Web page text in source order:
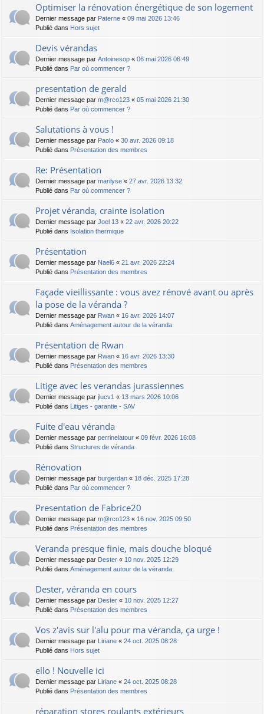
Optimiser la rénovation énergétique de son logement
Dernier message par Paterne « 09 mai 2026 13:46
Publié dans Hors sujet
Devis vérandas
Dernier message par Antoinesop « 06 mai 2026 06:49
Publié dans Par où commencer ?
presentation de gerald
Dernier message par m@rco123 « 05 mai 2026 21:30
Publié dans Par où commencer ?
Salutations à vous !
Dernier message par Paolo « 30 avr. 2026 09:18
Publié dans Présentation des membres
Re: Présentation
Dernier message par marilyse « 27 avr. 2026 13:32
Publié dans Par où commencer ?
Projet véranda, crainte isolation
Dernier message par Joel 13 « 22 avr. 2026 20:22
Publié dans Isolation thermique
Présentation
Dernier message par Nael6 « 21 avr. 2026 22:24
Publié dans Présentation des membres
Façade vieillissante : vous avez rénové avant ou après
la pose de la véranda ?
Dernier message par Rwan « 16 avr. 2026 14:07
Publié dans Aménagement autour de la véranda
Présentation de Rwan
Dernier message par Rwan « 16 avr. 2026 13:30
Publié dans Présentation des membres
Litige avec les verandas jurassiennes
Dernier message par jlucv1 « 13 mars 2026 10:06
Publié dans
Litiges - garantie - SAV
Fuite d'eau véranda
Dernier message par perrinelatour « 09 févr. 2026 16:08
Publié dans Structures de véranda
Rénovation
Dernier message par burgerdan « 18 déc. 2025 17:28
Publié dans Par où commencer ?
Presentation de Fabrice20
Dernier message par m@rco123 « 16 nov. 2025 09:50
Publié dans Présentation des membres
Veranda presque finie, mais douche bloqué
Dernier message par Dester « 10 nov. 2025 12:29
Publié dans Aménagement autour de la véranda
Dester, véranda en cours
Dernier message par Dester « 10 nov. 2025 12:27
Publié dans Présentation des membres
Vos z'avis sur l'alu pour ma véranda, ça urge !
Dernier message par Liriane « 24 oct. 2025 08:28
Publié dans Hors sujet
ello ! Nouvelle ici
Dernier message par Liriane « 24 oct. 2025 08:28
Publié dans Présentation des membres
réparation stores roulants extérieurs